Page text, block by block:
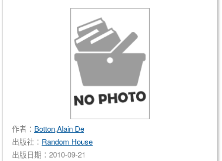
作者： Botton,Alain De
出版社： Random House
出版日期：2010-09-21